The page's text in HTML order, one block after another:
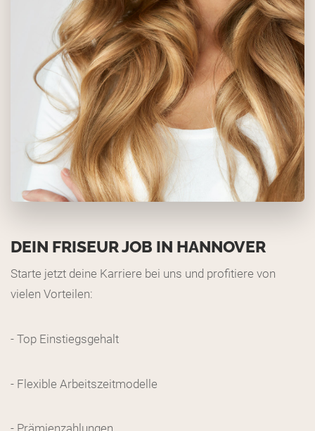
DEIN FRISEUR JOB IN HANNOVER
Starte jetzt deine Karriere bei uns und profitiere von
vielen Vorteilen:
- Top Einstiegsgehalt
- Flexible Arbeitszeitmodelle